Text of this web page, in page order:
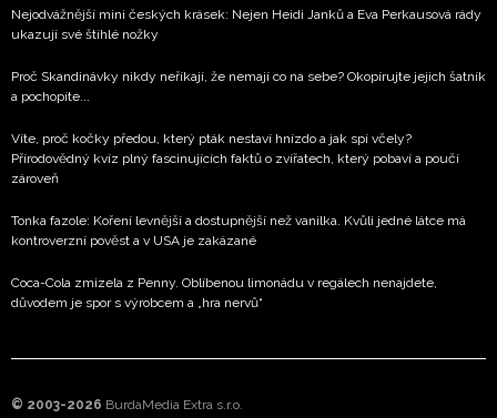
Nejodvážnější mini českých krásek: Nejen Heidi Janků a Eva Perkausová rády
ukazují své štíhlé nožky
Proč Skandinávky nikdy neříkají, že nemají co na sebe? Okopírujte jejich šatník
a pochopíte...
Víte, proč kočky předou, který pták nestaví hnízdo a jak spí včely?
Přírodovědný kvíz plný fascinujících faktů o zvířatech, který pobaví a poučí
zároveň
Tonka fazole: Koření levnější a dostupnější než vanilka. Kvůli jedné látce má
kontroverzní pověst a v USA je zakázané
Coca-Cola zmizela z Penny. Oblíbenou limonádu v regálech nenajdete,
důvodem je spor s výrobcem a „hra nervů“
© 2003-2026 BurdaMedia Extra s.r.o.